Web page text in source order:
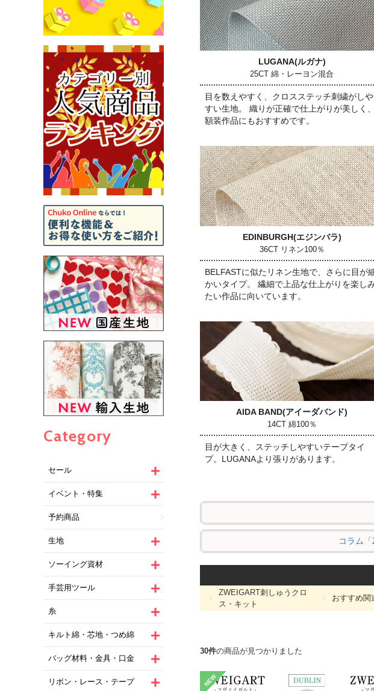
Category
セール
イベント・特集
予約商品
生地
ソーイング資材
手芸用ツール
糸
キルト綿・芯地・つめ綿
バッグ材料・金具・口金
リボン・レース・テープ
LUGANA(ルガナ)
25CT 綿・レーヨン混合
目を数えやすく、クロスステッチ刺繍がしや
すい生地。 織りが正確で仕上がりが美しく、
額装作品にもおすすめです。
EDINBURGH(エジンバラ)
36CT リネン100％
BELFASTに似たリネン生地で、さらに目が
かいタイプ。 繊細で上品な仕上がりを楽し
たい作品に向いています。
AIDA BAND(アイーダバンド)
14CT 綿100％
目が大きく、ステッチしやすいテープタイ
プ。LUGANAより張りがあります。
コラム
ZWEIGART刺しゅうクロ
ス・キット
おすすめ関
30件の商品が見つかりました
NEW